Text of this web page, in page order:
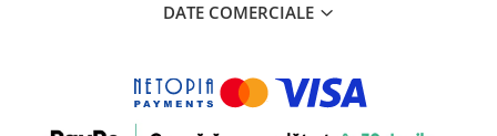
DATE COMERCIALE